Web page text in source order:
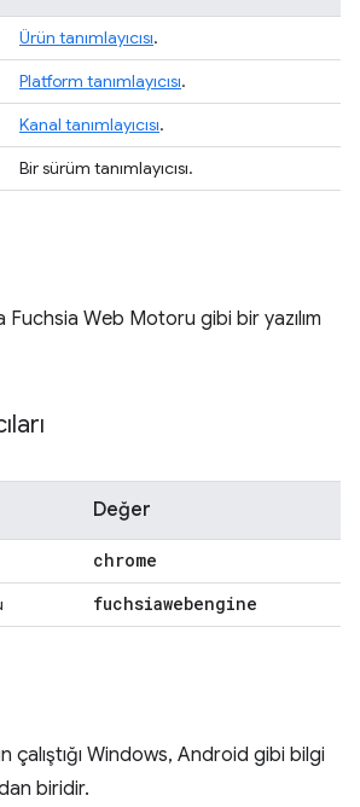
Ürün tanımlayıcısı.
Platform tanımlayıcısı.
Kanal tanımlayıcısı.
Bir sürüm tanımlayıcısı.
Fuchsia Web Motoru gibi bir yazılım
Değer
chrome
fuchsiawebengine
çalıştığı Windows, Android gibi bilgi
biridir.